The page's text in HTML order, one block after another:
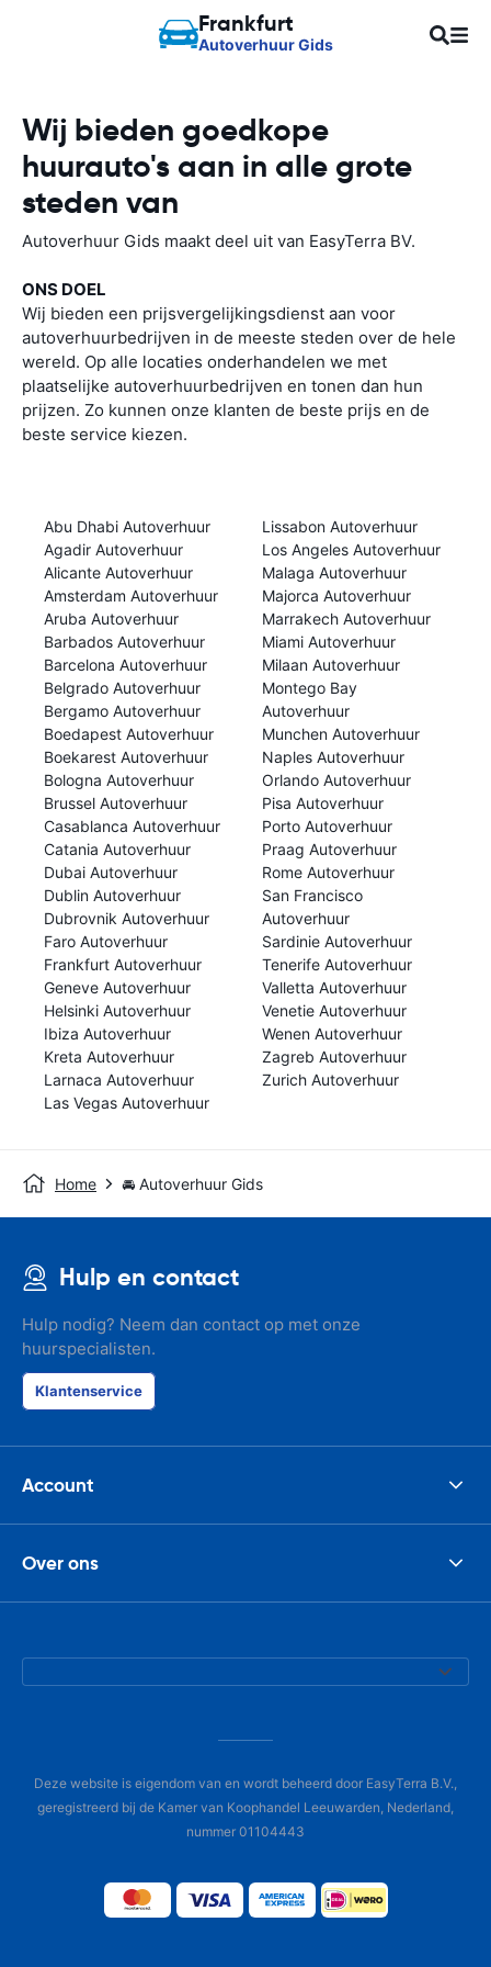
Frankfurt
Autoverhuur Gids
Wij bieden goedkope
huurauto's aan in alle grote
steden van
Autoverhuur Gids maakt deel uit van EasyTerra BV.
ONS DOEL
Wij bieden een prijsvergelijkingsdienst aan voor
autoverhuurbedrijven in de meeste steden over de hele
wereld. Op alle locaties onderhandelen we met
plaatselijke autoverhuurbedrijven en tonen dan hun
prijzen. Zo kunnen onze klanten de beste prijs en de
beste service kiezen.
Abu Dhabi Autoverhuur
Agadir Autoverhuur
Alicante Autoverhuur
Amsterdam Autoverhuur
Aruba Autoverhuur
Barbados Autoverhuur
Barcelona Autoverhuur
Belgrado Autoverhuur
Bergamo Autoverhuur
Boedapest Autoverhuur
Boekarest Autoverhuur
Bologna Autoverhuur
Brussel Autoverhuur
Casablanca Autoverhuur
Catania Autoverhuur
Dubai Autoverhuur
Dublin Autoverhuur
Dubrovnik Autoverhuur
Faro Autoverhuur
Frankfurt Autoverhuur
Geneve Autoverhuur
Helsinki Autoverhuur
Ibiza Autoverhuur
Kreta Autoverhuur
Larnaca Autoverhuur
Las Vegas Autoverhuur
Lissabon Autoverhuur
Los Angeles Autoverhuur
Malaga Autoverhuur
Majorca Autoverhuur
Marrakech Autoverhuur
Miami Autoverhuur
Milaan Autoverhuur
Montego Bay
Autoverhuur
Munchen Autoverhuur
Naples Autoverhuur
Orlando Autoverhuur
Pisa Autoverhuur
Porto Autoverhuur
Praag Autoverhuur
Rome Autoverhuur
San Francisco
Autoverhuur
Sardinie Autoverhuur
Tenerife Autoverhuur
Valletta Autoverhuur
Venetie Autoverhuur
Wenen Autoverhuur
Zagreb Autoverhuur
Zurich Autoverhuur
Home 🚘 Autoverhuur Gids
Hulp en contact
Hulp nodig? Neem dan contact op met onze
huurspecialisten.
Klantenservice
Account
Over ons
Deze website is eigendom van en wordt beheerd door EasyTerra B.V.,
geregistreerd bij de Kamer van Koophandel Leeuwarden, Nederland,
nummer 01104443